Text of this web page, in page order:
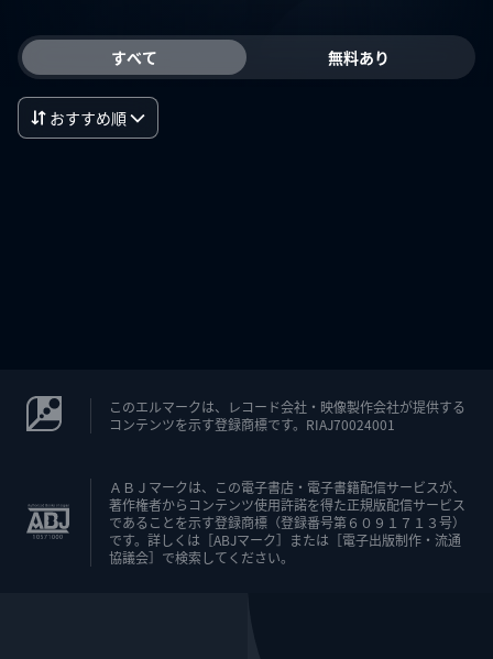
すべて 無料あり
おすすめ順
このエルマークは、レコード会社・映像製作会社が提供する
コンテンツを示す登録商標です。RIAJ70024001
ＡＢＪマークは、この電子書店・電子書籍配信サービスが、
著作権者からコンテンツ使用許諾を得た正規版配信サービス
であることを示す登録商標（登録番号第６０９１７１３号）
です。詳しくは［ABJマーク］または［電子出版制作・流通
協議会］で検索してください。